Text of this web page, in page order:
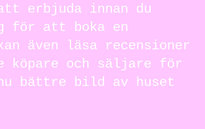
erbjuda innan du
för att boka en
även läsa recensioner
köpare och säljare för
bättre bild av huset